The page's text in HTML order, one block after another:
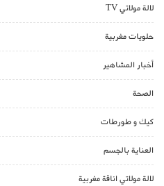
لالة مولاتي TV
حلويات مغربية
أخبار المشاهير
الصحة
كيك و طورطات
العناية بالجسم
لالة مولاتي اناقة مغربية